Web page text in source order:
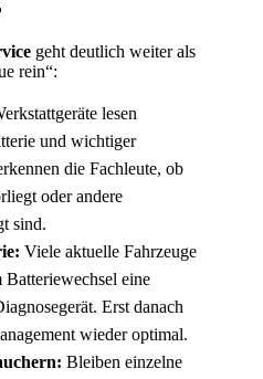
geht deutlich weiter als
rein“:
lesen
und wichtiger
die Fachleute, ob
oder andere
sind.
Viele aktuelle Fahrzeuge
Batteriewechsel eine
Erst danach
wieder optimal.
Bleiben einzelne